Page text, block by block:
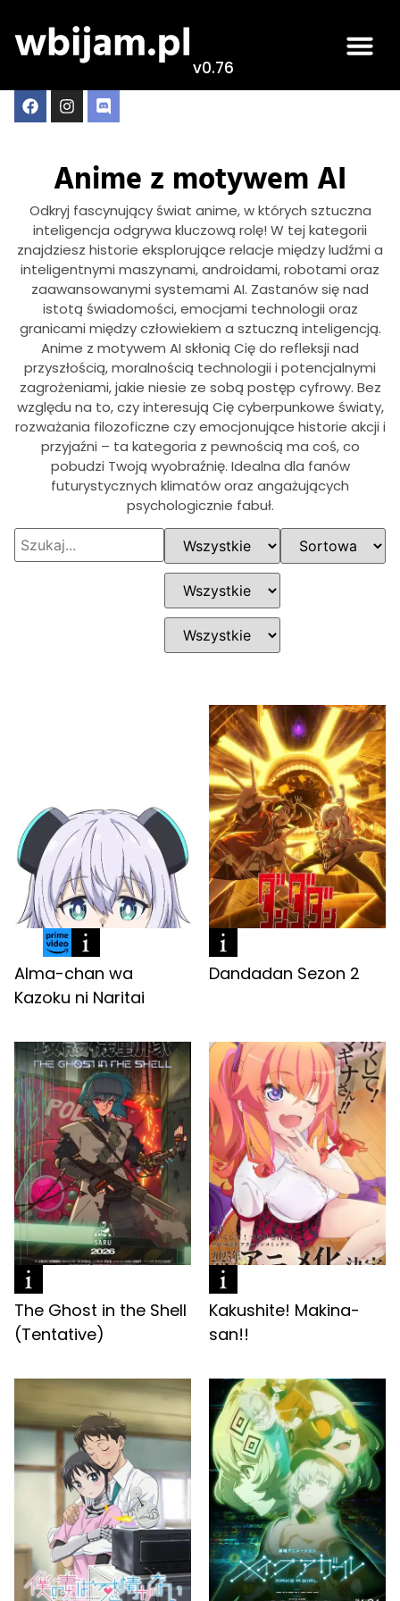
v0.76
Anime z motywem AI
Odkryj fascynujący świat anime, w których sztuczna
inteligencja odgrywa kluczową rolę! W tej kategorii
znajdziesz historie eksplorujące relacje między ludźmi a
inteligentnymi maszynami, androidami, robotami oraz
zaawansowanymi systemami AI. Zastanów się nad
istotą świadomości, emocjami technologii oraz
granicami między człowiekiem a sztuczną inteligencją.
Anime z motywem AI skłonią Cię do refleksji nad
przyszłością, moralnością technologii i potencjalnymi
zagrożeniami, jakie niesie ze sobą postęp cyfrowy. Bez
względu na to, czy interesują Cię cyberpunkowe światy,
rozważania filozoficzne czy emocjonujące historie akcji i
przyjaźni – ta kategoria z pewnością ma coś, co
pobudzi Twoją wyobraźnię. Idealna dla fanów
futurystycznych klimatów oraz angażujących
psychologicznie fabuł.
Alma-chan wa
Kazoku ni Naritai
Dandadan Sezon 2
The Ghost in the Shell
(Tentative)
Kakushite! Makina-
san!!